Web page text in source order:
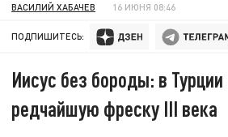
ВАСИЛИЙ ХАБАЧЕВ 16 ИЮНЯ 08:46
ПОДПИШИТЕСЬ:
Иисус без бороды: в
редчайшую фреску III века